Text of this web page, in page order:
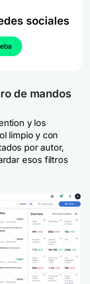
sociales
de mandos
y los
limpio y con
por autor,
esos filtros